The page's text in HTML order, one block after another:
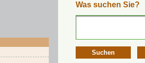
Was suchen Sie?
Suchen